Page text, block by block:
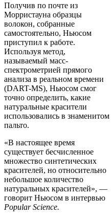
Получив по почте из
Морристауна образцы
волокон, собранные
самостоятельно, Ньюсом
приступил к работе.
Используя метод,
называемый масс-
спектрометрией прямого
анализа в реальном времени
(DART-MS), Ньюсом смог
точно определить, какие
натуральные красители
использовались в знаменитом
пальто.
«В настоящее время
существует бесчисленное
множество синтетических
красителей, но относительно
небольшое количество
натуральных красителей», —
говорит Ньюсом в интервью
Popular Science.